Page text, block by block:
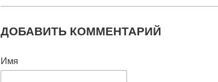
ДОБАВИТЬ КОММЕНТАРИЙ
Имя